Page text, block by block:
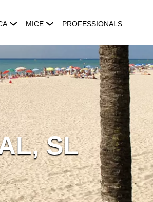
MICE PROFESSIONALS
SL